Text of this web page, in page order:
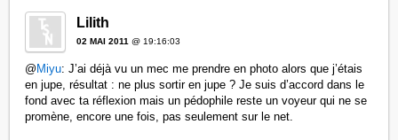
Lilith
02 MAI 2011 @ 19:16:03
@ Miyu: J’ai déjà vu un mec me prendre en photo alors que j’étais
en jupe, résultat : ne plus sortir en jupe ? Je suis d’accord dans le
fond avec ta réflexion mais un pédophile reste un voyeur qui ne se
promène, encore une fois, pas seulement sur le net.